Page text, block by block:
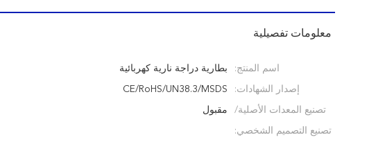
معلومات تفصيلية
اسم المنتج: بطارية دراجة نارية كهربائية
إصدار الشهادات: CE/RoHS/UN38.3/MSDS
تصنيع المعدات الأصلية/
تصنيع التصميم الشخصي:
مقبول